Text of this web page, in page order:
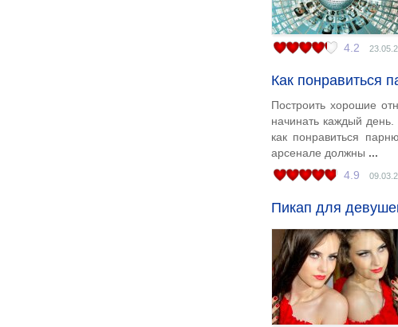
4.2
Как понравиться
Построить хорошие
начинать каждый
как понравиться
арсенале должны
4.9
Пикап для